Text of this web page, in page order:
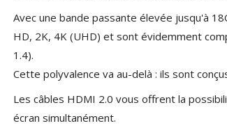
Avec une bande passante élevée jusqu'à
HD, 2K, 4K (UHD) et sont évidemment
1.4).
Cette polyvalence va au-delà : ils sont
Les câbles HDMI 2.0 vous offrent la
écran simultanément.